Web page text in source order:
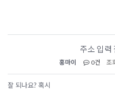
주소 입력
홍마이 0건 조
잘 되나요? 혹시